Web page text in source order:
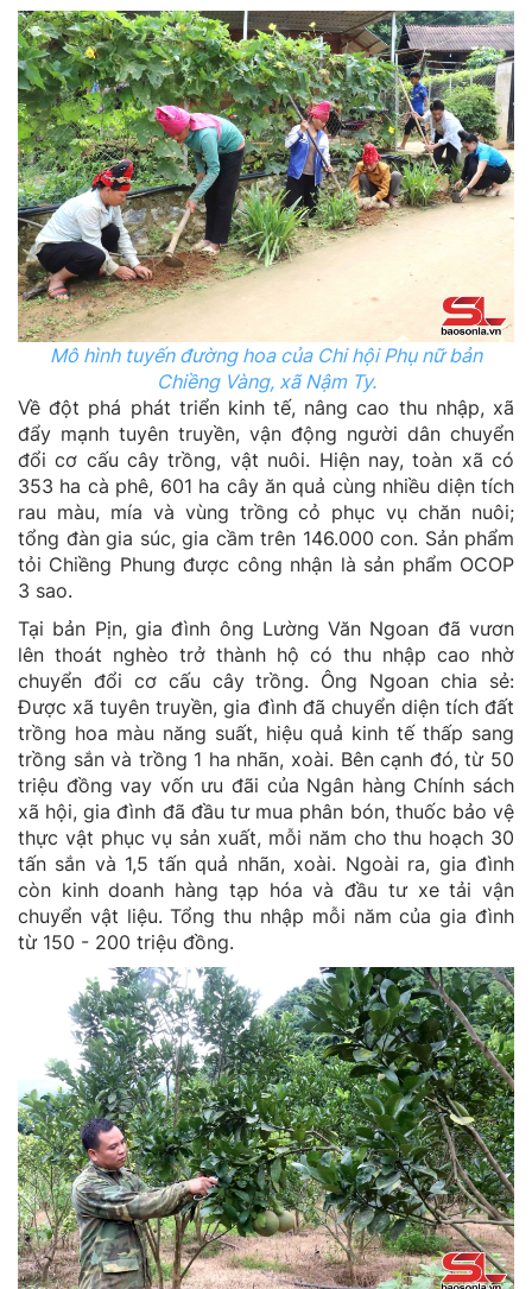
Mô hình tuyến đường hoa của Chi hội Phụ nữ bản
Chiềng Vàng, xã Nậm Ty.
Về đột phá phát triển kinh tế, nâng cao thu nhập, xã
đẩy mạnh tuyên truyền, vận động người dân chuyển
đổi cơ cấu cây trồng, vật nuôi. Hiện nay, toàn xã có
353 ha cà phê, 601 ha cây ăn quả cùng nhiều diện tích
rau màu, mía và vùng trồng cỏ phục vụ chăn nuôi;
tổng đàn gia súc, gia cầm trên 146.000 con. Sản phẩm
tỏi Chiềng Phung được công nhận là sản phẩm OCOP
3 sao.
Tại bản Pịn, gia đình ông Lường Văn Ngoan đã vươn
lên thoát nghèo trở thành hộ có thu nhập cao nhờ
chuyển đổi cơ cấu cây trồng. Ông Ngoan chia sẻ:
Được xã tuyên truyền, gia đình đã chuyển diện tích đất
trồng hoa màu năng suất, hiệu quả kinh tế thấp sang
trồng sắn và trồng 1 ha nhãn, xoài. Bên cạnh đó, từ 50
triệu đồng vay vốn ưu đãi của Ngân hàng Chính sách
xã hội, gia đình đã đầu tư mua phân bón, thuốc bảo vệ
thực vật phục vụ sản xuất, mỗi năm cho thu hoạch 30
tấn sắn và 1,5 tấn quả nhãn, xoài. Ngoài ra, gia đình
còn kinh doanh hàng tạp hóa và đầu tư xe tải vận
chuyển vật liệu. Tổng thu nhập mỗi năm của gia đình
từ 150 - 200 triệu đồng.